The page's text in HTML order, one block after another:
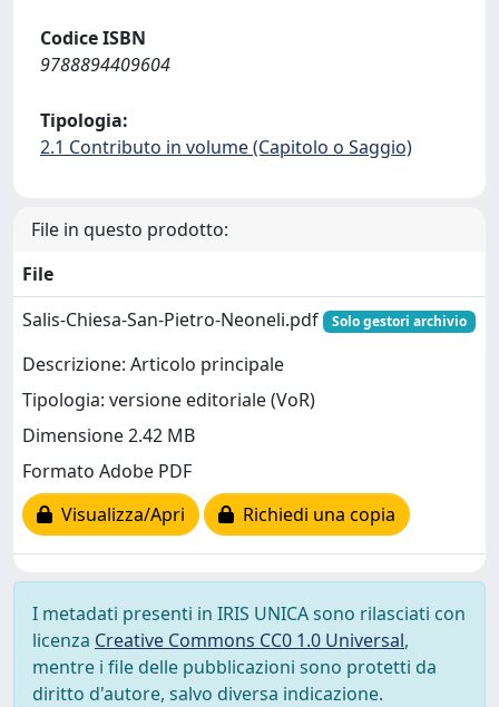
Codice ISBN
9788894409604
Tipologia:
2.1 Contributo in volume (Capitolo o Saggio)
File in questo prodotto:
File
Salis-Chiesa-San-Pietro-Neoneli.pdf
Solo gestori archivio
Descrizione: Articolo principale
Tipologia: versione editoriale (VoR)
Dimensione 2.42 MB
Formato Adobe PDF
Visualizza/Apri
Richiedi una copia
I metadati presenti in IRIS UNICA sono rilasciati con
licenza Creative Commons CC0 1.0 Universal,
mentre i file delle pubblicazioni sono protetti da
diritto d'autore, salvo diversa indicazione.